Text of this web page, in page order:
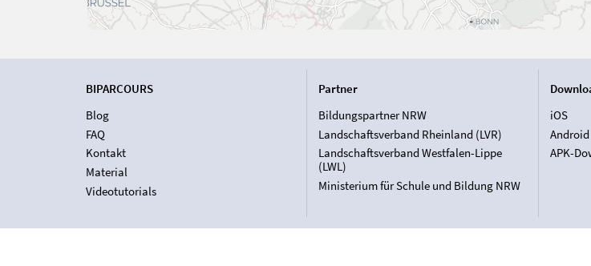
BIPARCOURS
Blog
FAQ
Kontakt
Material
Videotutorials
Partner
Bildungspartner NRW
Landschaftsverband Rheinland (LVR)
Landschaftsverband Westfalen-Lippe
(LWL)
Ministerium für Schule und Bildung NRW
iOS
Android
APK-